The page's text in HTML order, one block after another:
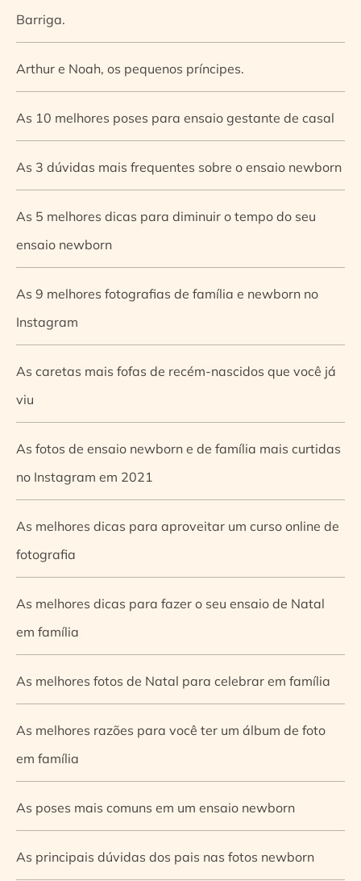
Barriga.
Arthur e Noah, os pequenos príncipes.
As 10 melhores poses para ensaio gestante de casal
As 3 dúvidas mais frequentes sobre o ensaio newborn
As 5 melhores dicas para diminuir o tempo do seu
ensaio newborn
As 9 melhores fotografias de família e newborn no
Instagram
As caretas mais fofas de recém-nascidos que você já
viu
As fotos de ensaio newborn e de família mais curtidas
no Instagram em 2021
As melhores dicas para aproveitar um curso online de
fotografia
As melhores dicas para fazer o seu ensaio de Natal
em família
As melhores fotos de Natal para celebrar em família
As melhores razões para você ter um álbum de foto
em família
As poses mais comuns em um ensaio newborn
As principais dúvidas dos pais nas fotos newborn